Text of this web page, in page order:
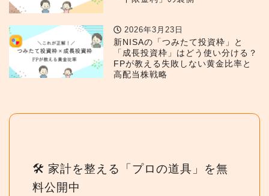
2026年3月23日
新NISAの「つみたて投資枠」と
「成長投資枠」はどう使い分ける？
FPが教える失敗しない黄金比率と
高配当株戦略
🛠 家計を整える「プロの道具」を無
料公開中